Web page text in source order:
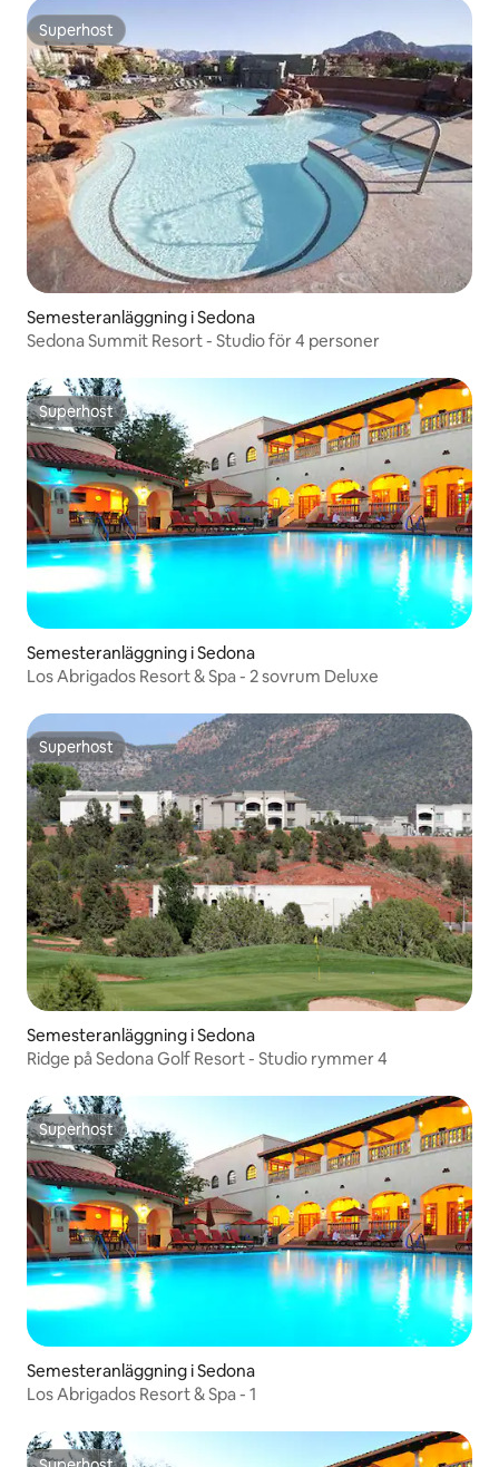
Superhost
Superhost
Semesteranläggning i Sedona
Sedona Summit Resort - Studio för 4 personer
Superhost
Superhost
Semesteranläggning i Sedona
Los Abrigados Resort & Spa - 2 sovrum Deluxe
Superhost
Superhost
Semesteranläggning i Sedona
Ridge på Sedona Golf Resort - Studio rymmer 4
Superhost
Superhost
Semesteranläggning i Sedona
Los Abrigados Resort & Spa - 1